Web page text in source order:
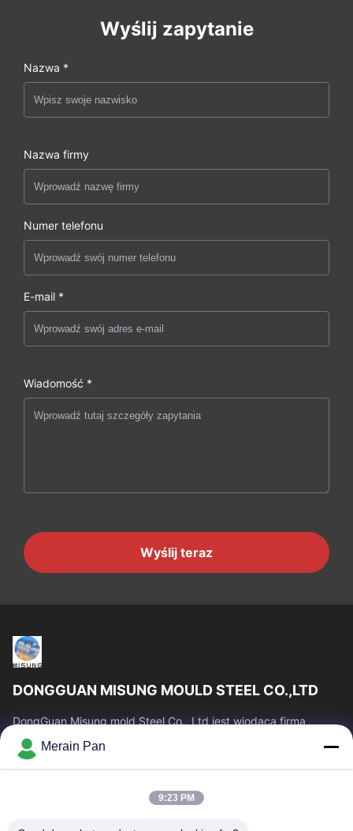
Wyślij zapytanie
Nazwa *
Nazwa firmy
Numer telefonu
E-mail *
Wiadomość *
Wyślij teraz
DONGGUAN MISUNG MOULD STEEL CO.,LTD
DongGuan Misung mold Steel Co., Ltd jest wiodącą firmą
dostarczającą stal matrycową z tworzywa sztucznego, stal do
pracy na gorąco, stal do pracy...
Szybkie Linki
Produkty
Pokaz VR
O Nas
Merain Pan
9:23 PM